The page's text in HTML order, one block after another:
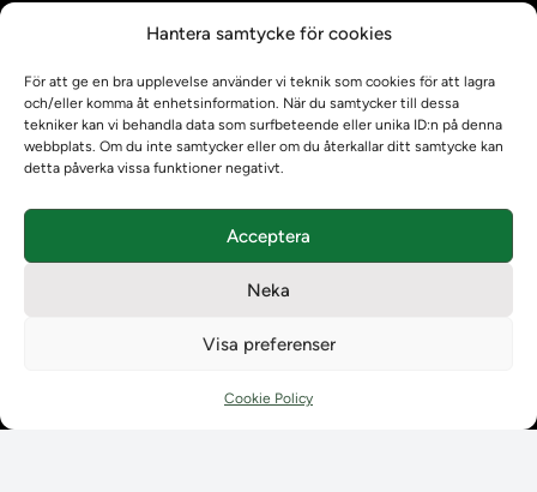
Hantera samtycke för cookies
För att ge en bra upplevelse använder vi teknik som cookies för att lagra
och/eller komma åt enhetsinformation. När du samtycker till dessa
tekniker kan vi behandla data som surfbeteende eller unika ID:n på denna
webbplats. Om du inte samtycker eller om du återkallar ditt samtycke kan
detta påverka vissa funktioner negativt.
Acceptera
Neka
Visa preferenser
Cookie Policy
Om oss
Om Ladokkonsortiet
Ladokkonsortiet internationellt
Vision, strategi och produktplan
Kontaktuppgifter för studenters Ladoksupport